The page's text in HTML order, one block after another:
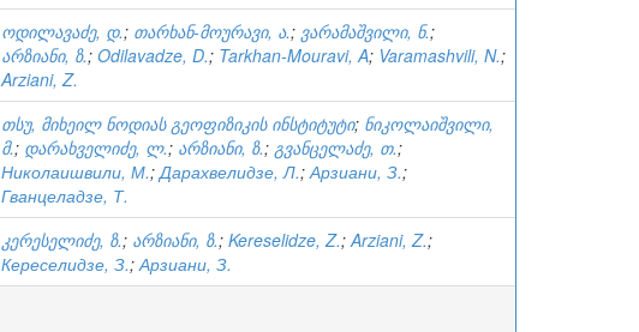
ოდილავაძე, დ.; თარხან-მოურავი, ა.; ვარამაშვილი, ნ.;
არზიანი, ზ.; Odilavadze, D.; Tarkhan-Mouravi, A; Varamashvili, N.;
Arziani, Z.
თსუ, მიხეილ ნოდიას გეოფიზიკის ინსტიტუტი; ნიკოლაიშვილი,
მ.; დარახველიძე, ლ.; არზიანი, ზ.; გვანცელაძე, თ.;
Николаишвили, М.;Дарахвелидзе, Л.;Арзиани, З.;
Гванцеладзе, Т.
კერესელიძე, ზ.; არზიანი, ზ.; Kereselidze, Z.;Arziani, Z.;
Кереселидзе, З.;Арзиани, З.